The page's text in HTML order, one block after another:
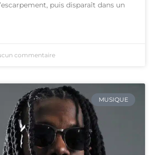
puis disparaît dans un
commentaire
MUSIQUE